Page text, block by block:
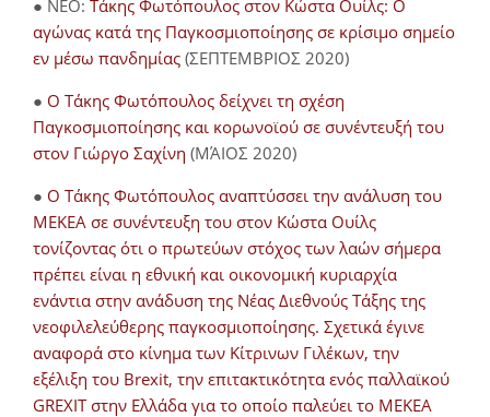
● NEO: Τάκης Φωτόπουλος στον Κώστα Ουίλς: Ο
αγώνας κατά της Παγκοσμιοποίησης σε κρίσιμο σημείο
εν μέσω πανδημίας (ΣΕΠΤΕΜΒΡΙΟΣ 2020)
● Ο Τάκης Φωτόπουλος δείχνει τη σχέση
Παγκοσμιοποίησης και κορωνοϊού σε συνέντευξή του
στον Γιώργο Σαχίνη (ΜΆΙΟΣ 2020)
● O Τάκης Φωτόπουλος αναπτύσσει την ανάλυση του
ΜΕΚΕΑ σε συνέντευξη του στον Κώστα Ουίλς
τονίζοντας ότι ο πρωτεύων στόχος των λαών σήμερα
πρέπει είναι η εθνική και οικονομική κυριαρχία
ενάντια στην ανάδυση της Νέας Διεθνούς Τάξης της
νεοφιλελεύθερης παγκοσμιοποίησης. Σχετικά έγινε
αναφορά στο κίνημα των Κίτρινων Γιλέκων, την
εξέλιξη του Brexit, την επιτακτικότητα ενός παλλαϊκού
GREXIT στην Ελλάδα για το οποίο παλεύει το ΜΕΚΕΑ